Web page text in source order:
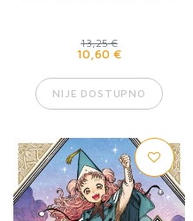
13,25 €
10,60 €
NIJE DOSTUPNO